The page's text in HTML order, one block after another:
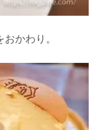
かわり。